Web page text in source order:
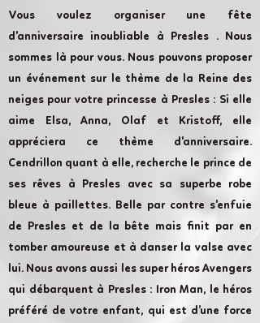
Vous voulez organiser une fête
d'anniversaire inoubliable à Presles . Nous
sommes là pour vous. Nous pouvons proposer
un événement sur le thème de la Reine des
neiges pour votre princesse à Presles : Si elle
aime Elsa, Anna, Olaf et Kristoff, elle
appréciera ce thème d'anniversaire.
Cendrillon quant à elle, recherche le prince de
ses rêves à Presles avec sa superbe robe
bleue à paillettes. Belle par contre s'enfuie
de Presles et de la bête mais finit par en
tomber amoureuse et à danser la valse avec
lui. Nous avons aussi les super héros Avengers
qui débarquent à Presles : Iron Man, le héros
préféré de votre enfant, qui est d’une force